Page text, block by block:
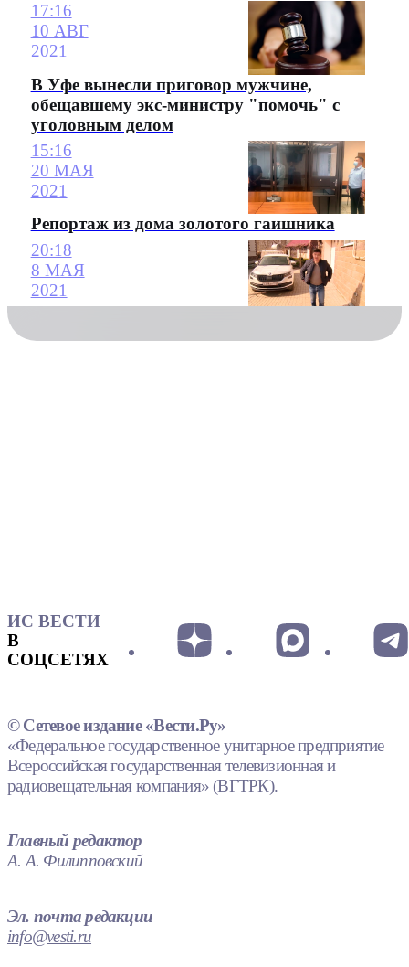
17:16
10 АВГ
2021
В Уфе вынесли приговор мужчине,
обещавшему экс-министру "помочь" с
уголовным делом
15:16
20 МАЯ
2021
Репортаж из дома золотого гаишника
20:18
8 МАЯ
2021
ИС ВЕСТИ
В
СОЦСЕТЯХ
© Сетевое издание «Вести.Ру»
«Федеральное государственное унитарное предприятие
Всероссийская государственная телевизионная и
радиовещательная компания» (ВГТРК).
Главный редактор
А. А. Филипповский
Эл. почта редакции
info@vesti.ru